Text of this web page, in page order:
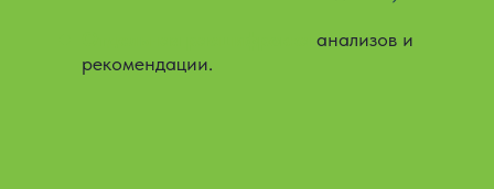
анализов и
рекомендации.